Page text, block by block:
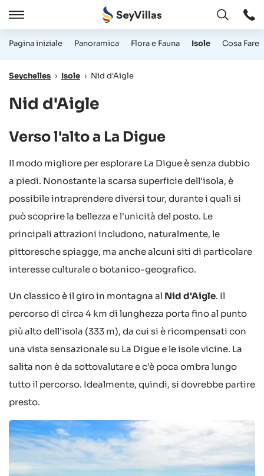
Chiudere
Aperto
Pagina iniziale Panoramica Flora e Fauna Isole Cosa Fare
Seychelles › Isole › Nid d'Aigle
Nid d'Aigle
Verso l'alto a La Digue
Il modo migliore per esplorare La Digue è senza dubbio
a piedi. Nonostante la scarsa superficie dell'isola, è
possibile intraprendere diversi tour, durante i quali si
può scoprire la bellezza e l'unicità del posto. Le
principali attrazioni includono, naturalmente, le
pittoresche spiagge, ma anche alcuni siti di particolare
interesse culturale o botanico-geografico.
Un classico è il giro in montagna al Nid d'Aigle. Il
percorso di circa 4 km di lunghezza porta fino al punto
più alto dell'isola (333 m), da cui si è ricompensati con
una vista sensazionale su La Digue e le isole vicine. La
salita non è da sottovalutare e c'è poca ombra lungo
tutto il percorso. Idealmente, quindi, si dovrebbe partire
presto.